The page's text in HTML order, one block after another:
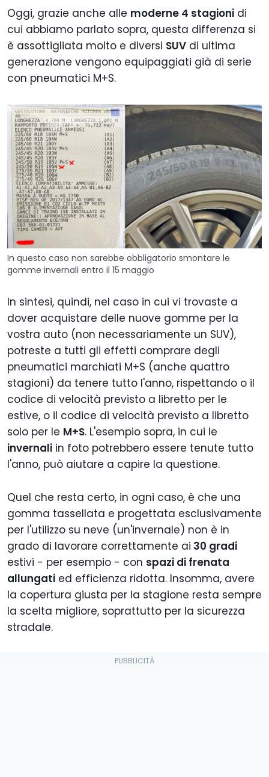
Oggi, grazie anche alle moderne 4 stagioni di
cui abbiamo parlato sopra, questa differenza si
è assottigliata molto e diversi SUV di ultima
generazione vengono equipaggiati già di serie
con pneumatici M+S.
In questo caso non sarebbe obbligatorio smontare le
gomme invernali entro il 15 maggio
In sintesi, quindi, nel caso in cui vi trovaste a
dover acquistare delle nuove gomme per la
vostra auto (non necessariamente un SUV),
potreste a tutti gli effetti comprare degli
pneumatici marchiati M+S (anche quattro
stagioni) da tenere tutto l'anno, rispettando o il
codice di velocità previsto a libretto per le
estive, o il codice di velocità previsto a libretto
solo per le M+S. L'esempio sopra, in cui le
invernali in foto potrebbero essere tenute tutto
l'anno, può aiutare a capire la questione.
Quel che resta certo, in ogni caso, è che una
gomma tassellata e progettata esclusivamente
per l'utilizzo su neve (un'invernale) non è in
grado di lavorare correttamente ai 30 gradi
estivi - per esempio - con spazi di frenata
allungati ed efficienza ridotta. Insomma, avere
la copertura giusta per la stagione resta sempre
la scelta migliore, soprattutto per la sicurezza
stradale.